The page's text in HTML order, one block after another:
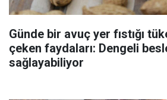
Günde bir avuç yer fıstığı
çeken faydaları: Dengeli
sağlayabiliyor